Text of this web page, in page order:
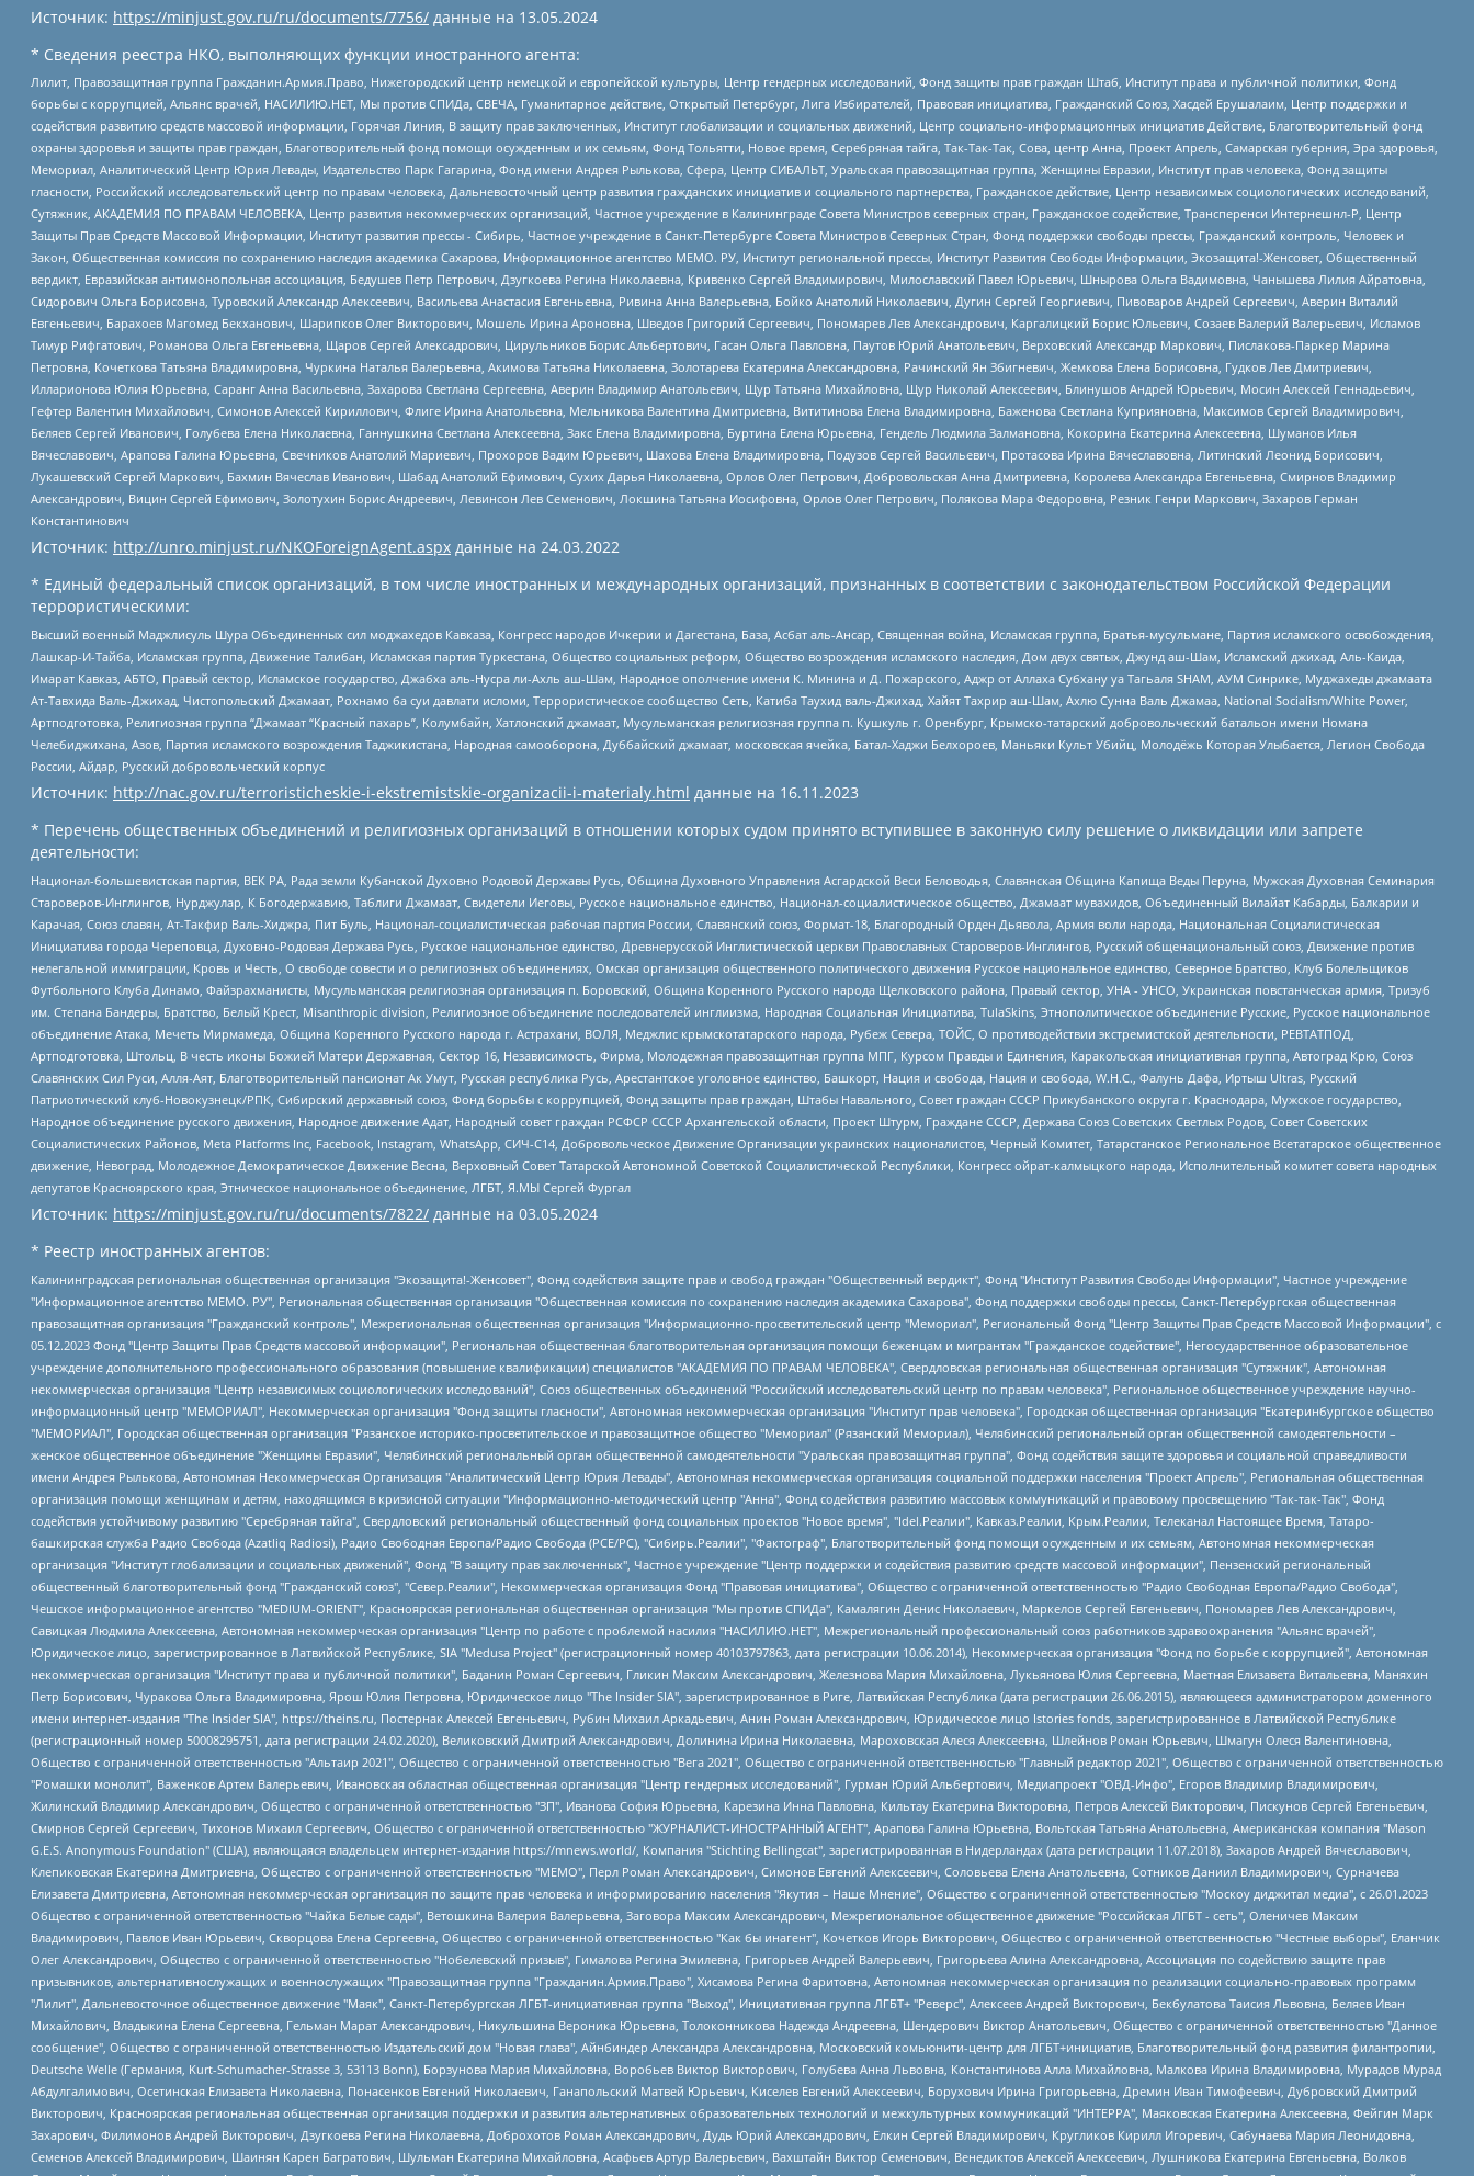
Источник: https://minjust.gov.ru/ru/documents/7756/ данные на 13.05.2024
* Сведения реестра НКО, выполняющих функции иностранного агента:
Лилит, Правозащитная группа Гражданин.Армия.Право, Нижегородский центр немецкой и европейской культуры, Центр гендерных исследований, Фонд защиты прав граждан Штаб, Институт права и публичной политики, Фонд
борьбы с коррупцией, Альянс врачей, НАСИЛИЮ.НЕТ, Мы против СПИДа, СВЕЧА, Гуманитарное действие, Открытый Петербург, Лига Избирателей, Правовая инициатива, Гражданский Союз, Хасдей Ерушалаим, Центр поддержки и
содействия развитию средств массовой информации, Горячая Линия, В защиту прав заключенных, Институт глобализации и социальных движений, Центр социально-информационных инициатив Действие, Благотворительный фонд
охраны здоровья и защиты прав граждан, Благотворительный фонд помощи осужденным и их семьям, Фонд Тольятти, Новое время, Серебряная тайга, Так-Так-Так, Сова, центр Анна, Проект Апрель, Самарская губерния, Эра здоровья,
Мемориал, Аналитический Центр Юрия Левады, Издательство Парк Гагарина, Фонд имени Андрея Рылькова, Сфера, Центр СИБАЛЬТ, Уральская правозащитная группа, Женщины Евразии, Институт прав человека, Фонд защиты
гласности, Российский исследовательский центр по правам человека, Дальневосточный центр развития гражданских инициатив и социального партнерства, Гражданское действие, Центр независимых социологических исследований,
Сутяжник, АКАДЕМИЯ ПО ПРАВАМ ЧЕЛОВЕКА, Центр развития некоммерческих организаций, Частное учреждение в Калининграде Совета Министров северных стран, Гражданское содействие, Трансперенси Интернешнл-Р, Центр
Защиты Прав Средств Массовой Информации, Институт развития прессы - Сибирь, Частное учреждение в Санкт-Петербурге Совета Министров Северных Стран, Фонд поддержки свободы прессы, Гражданский контроль, Человек и
Закон, Общественная комиссия по сохранению наследия академика Сахарова, Информационное агентство МЕМО. РУ, Институт региональной прессы, Институт Развития Свободы Информации, Экозащита!-Женсовет, Общественный
вердикт, Евразийская антимонопольная ассоциация, Бедушев Петр Петрович, Дзугкоева Регина Николаевна, Кривенко Сергей Владимирович, Милославский Павел Юрьевич, Шнырова Ольга Вадимовна, Чанышева Лилия Айратовна,
Сидорович Ольга Борисовна, Туровский Александр Алексеевич, Васильева Анастасия Евгеньевна, Ривина Анна Валерьевна, Бойко Анатолий Николаевич, Дугин Сергей Георгиевич, Пивоваров Андрей Сергеевич, Аверин Виталий
Евгеньевич, Барахоев Магомед Бекханович, Шарипков Олег Викторович, Мошель Ирина Ароновна, Шведов Григорий Сергеевич, Пономарев Лев Александрович, Каргалицкий Борис Юльевич, Созаев Валерий Валерьевич, Исламов
Тимур Рифгатович, Романова Ольга Евгеньевна, Щаров Сергей Алексадрович, Цирульников Борис Альбертович, Гасан Ольга Павловна, Паутов Юрий Анатольевич, Верховский Александр Маркович, Пислакова-Паркер Марина
Петровна, Кочеткова Татьяна Владимировна, Чуркина Наталья Валерьевна, Акимова Татьяна Николаевна, Золотарева Екатерина Александровна, Рачинский Ян Збигневич, Жемкова Елена Борисовна, Гудков Лев Дмитриевич,
Илларионова Юлия Юрьевна, Саранг Анна Васильевна, Захарова Светлана Сергеевна, Аверин Владимир Анатольевич, Щур Татьяна Михайловна, Щур Николай Алексеевич, Блинушов Андрей Юрьевич, Мосин Алексей Геннадьевич,
Гефтер Валентин Михайлович, Симонов Алексей Кириллович, Флиге Ирина Анатольевна, Мельникова Валентина Дмитриевна, Вититинова Елена Владимировна, Баженова Светлана Куприяновна, Максимов Сергей Владимирович,
Беляев Сергей Иванович, Голубева Елена Николаевна, Ганнушкина Светлана Алексеевна, Закс Елена Владимировна, Буртина Елена Юрьевна, Гендель Людмила Залмановна, Кокорина Екатерина Алексеевна, Шуманов Илья
Вячеславович, Арапова Галина Юрьевна, Свечников Анатолий Мариевич, Прохоров Вадим Юрьевич, Шахова Елена Владимировна, Подузов Сергей Васильевич, Протасова Ирина Вячеславовна, Литинский Леонид Борисович,
Лукашевский Сергей Маркович, Бахмин Вячеслав Иванович, Шабад Анатолий Ефимович, Сухих Дарья Николаевна, Орлов Олег Петрович, Добровольская Анна Дмитриевна, Королева Александра Евгеньевна, Смирнов Владимир
Александрович, Вицин Сергей Ефимович, Золотухин Борис Андреевич, Левинсон Лев Семенович, Локшина Татьяна Иосифовна, Орлов Олег Петрович, Полякова Мара Федоровна, Резник Генри Маркович, Захаров Герман
Константинович
Источник: http://unro.minjust.ru/NKOForeignAgent.aspx данные на 24.03.2022
* Единый федеральный список организаций, в том числе иностранных и международных организаций, признанных в соответствии с законодательством Российской Федерации
террористическими:
Высший военный Маджлисуль Шура Объединенных сил моджахедов Кавказа, Конгресс народов Ичкерии и Дагестана, База, Асбат аль-Ансар, Священная война, Исламская группа, Братья-мусульмане, Партия исламского освобождения,
Лашкар-И-Тайба, Исламская группа, Движение Талибан, Исламская партия Туркестана, Общество социальных реформ, Общество возрождения исламского наследия, Дом двух святых, Джунд аш-Шам, Исламский джихад, Аль-Каида,
Имарат Кавказ, АБТО, Правый сектор, Исламское государство, Джабха аль-Нусра ли-Ахль аш-Шам, Народное ополчение имени К. Минина и Д. Пожарского, Аджр от Аллаха Субхану уа Тагьаля SHAM, АУМ Синрике, Муджахеды джамаата
Ат-Тавхида Валь-Джихад, Чистопольский Джамаат, Рохнамо ба суи давлати исломи, Террористическое сообщество Сеть, Катиба Таухид валь-Джихад, Хайят Тахрир аш-Шам, Ахлю Сунна Валь Джамаа, National Socialism/White Power,
Артподготовка, Религиозная группа “Джамаат “Красный пахарь”, Колумбайн, Хатлонский джамаат, Мусульманская религиозная группа п. Кушкуль г. Оренбург, Крымско-татарский добровольческий батальон имени Номана
Челебиджихана, Азов, Партия исламского возрождения Таджикистана, Народная самооборона, Дуббайский джамаат, московская ячейка, Батал-Хаджи Белхороев, Маньяки Культ Убийц, Молодёжь Которая Улыбается, Легион Свобода
России, Айдар, Русский добровольческий корпус
Источник: http://nac.gov.ru/terroristicheskie-i-ekstremistskie-organizacii-i-materialy.html данные на 16.11.2023
* Перечень общественных объединений и религиозных организаций в отношении которых судом принято вступившее в законную силу решение о ликвидации или запрете
деятельности:
Национал-большевистская партия, ВЕК РА, Рада земли Кубанской Духовно Родовой Державы Русь, Община Духовного Управления Асгардской Веси Беловодья, Славянская Община Капища Веды Перуна, Мужская Духовная Семинария
Староверов-Инглингов, Нурджулар, К Богодержавию, Таблиги Джамаат, Свидетели Иеговы, Русское национальное единство, Национал-социалистическое общество, Джамаат мувахидов, Объединенный Вилайат Кабарды, Балкарии и
Карачая, Союз славян, Ат-Такфир Валь-Хиджра, Пит Буль, Национал-социалистическая рабочая партия России, Славянский союз, Формат-18, Благородный Орден Дьявола, Армия воли народа, Национальная Социалистическая
Инициатива города Череповца, Духовно-Родовая Держава Русь, Русское национальное единство, Древнерусской Инглистической церкви Православных Староверов-Инглингов, Русский общенациональный союз, Движение против
нелегальной иммиграции, Кровь и Честь, О свободе совести и о религиозных объединениях, Омская организация общественного политического движения Русское национальное единство, Северное Братство, Клуб Болельщиков
Футбольного Клуба Динамо, Файзрахманисты, Мусульманская религиозная организация п. Боровский, Община Коренного Русского народа Щелковского района, Правый сектор, УНА - УНСО, Украинская повстанческая армия, Тризуб
им. Степана Бандеры, Братство, Белый Крест, Misanthropic division, Религиозное объединение последователей инглиизма, Народная Социальная Инициатива, TulaSkins, Этнополитическое объединение Русские, Русское национальное
объединение Атака, Мечеть Мирмамеда, Община Коренного Русского народа г. Астрахани, ВОЛЯ, Меджлис крымскотатарского народа, Рубеж Севера, ТОЙС, О противодействии экстремистской деятельности, РЕВТАТПОД,
Артподготовка, Штольц, В честь иконы Божией Матери Державная, Сектор 16, Независимость, Фирма, Молодежная правозащитная группа МПГ, Курсом Правды и Единения, Каракольская инициативная группа, Автоград Крю, Союз
Славянских Сил Руси, Алля-Аят, Благотворительный пансионат Ак Умут, Русская республика Русь, Арестантское уголовное единство, Башкорт, Нация и свобода, Нация и свобода, W.H.С., Фалунь Дафа, Иртыш Ultras, Русский
Патриотический клуб-Новокузнецк/РПК, Сибирский державный союз, Фонд борьбы с коррупцией, Фонд защиты прав граждан, Штабы Навального, Совет граждан СССР Прикубанского округа г. Краснодара, Мужское государство,
Народное объединение русского движения, Народное движение Адат, Народный совет граждан РСФСР СССР Архангельской области, Проект Штурм, Граждане СССР, Держава Союз Советских Светлых Родов, Совет Советских
Социалистических Районов, Meta Platforms Inc, Facebook, Instagram, WhatsApp, СИЧ-С14, Добровольческое Движение Организации украинских националистов, Черный Комитет, Татарстанское Региональное Всетатарское общественное
движение, Невоград, Молодежное Демократическое Движение Весна, Верховный Совет Татарской Автономной Советской Социалистической Республики, Конгресс ойрат-калмыцкого народа, Исполнительный комитет совета народных
депутатов Красноярского края, Этническое национальное объединение, ЛГБТ, Я.МЫ Сергей Фургал
Источник: https://minjust.gov.ru/ru/documents/7822/ данные на 03.05.2024
* Реестр иностранных агентов:
Калининградская региональная общественная организация "Экозащита!-Женсовет", Фонд содействия защите прав и свобод граждан "Общественный вердикт", Фонд "Институт Развития Свободы Информации", Частное учреждение "Информационное агентство МЕМО. РУ", Региональная общественная организация "Общественная комиссия по сохранению наследия академика Сахарова", Фонд поддержки свободы прессы, Санкт-Петербургская общественная правозащитная организация "Гражданский контроль", Межрегиональная общественная организация "Информационно-просветительский центр "Мемориал", Региональный Фонд "Центр Защиты Прав Средств Массовой Информации", с 05.12.2023 Фонд "Центр Защиты Прав Средств массовой информации", Региональная общественная благотворительная организация помощи беженцам и мигрантам "Гражданское содействие", Негосударственное образовательное учреждение дополнительного профессионального образования (повышение квалификации) специалистов "АКАДЕМИЯ ПО ПРАВАМ ЧЕЛОВЕКА", Свердловская региональная общественная организация "Сутяжник", Автономная некоммерческая организация "Центр независимых социологических исследований", Союз общественных объединений "Российский исследовательский центр по правам человека", Региональное общественное учреждение научно-информационный центр "МЕМОРИАЛ", Некоммерческая организация "Фонд защиты гласности", Автономная некоммерческая организация "Институт прав человека", Городская общественная организация "Екатеринбургское общество "МЕМОРИАЛ", Городская общественная организация "Рязанское историко-просветительское и правозащитное общество "Мемориал" (Рязанский Мемориал), Челябинский региональный орган общественной самодеятельности – женское общественное объединение "Женщины Евразии", Челябинский региональный орган общественной самодеятельности "Уральская правозащитная группа", Фонд содействия защите здоровья и социальной справедливости имени Андрея Рылькова, Автономная Некоммерческая Организация "Аналитический Центр Юрия Левады", Автономная некоммерческая организация социальной поддержки населения "Проект Апрель", Региональная общественная организация помощи женщинам и детям, находящимся в кризисной ситуации "Информационно-методический центр "Анна", Фонд содействия развитию массовых коммуникаций и правовому просвещению "Так-так-Так", Фонд содействия устойчивому развитию "Серебряная тайга", Свердловский региональный общественный фонд социальных проектов "Новое время", "Idel.Реалии", Кавказ.Реалии, Крым.Реалии, Телеканал Настоящее Время, Татаро-башкирская служба Радио Свобода (Azatliq Radiosi), Радио Свободная Европа/Радио Свобода (PCE/PC), "Сибирь.Реалии", "Фактограф", Благотворительный фонд помощи осужденным и их семьям, Автономная некоммерческая организация "Институт глобализации и социальных движений", Фонд "В защиту прав заключенных", Частное учреждение "Центр поддержки и содействия развитию средств массовой информации", Пензенский региональный общественный благотворительный фонд "Гражданский союз", "Север.Реалии", Некоммерческая организация Фонд "Правовая инициатива", Общество с ограниченной ответственностью "Радио Свободная Европа/Радио Свобода", Чешское информационное агентство "MEDIUM-ORIENT", Красноярская региональная общественная организация "Мы против СПИДа", Камалягин Денис Николаевич, Маркелов Сергей Евгеньевич, Пономарев Лев Александрович, Савицкая Людмила Алексеевна, Автономная некоммерческая организация "Центр по работе с проблемой насилия "НАСИЛИЮ.НЕТ", Межрегиональный профессиональный союз работников здравоохранения "Альянс врачей", Юридическое лицо, зарегистрированное в Латвийской Республике, SIA "Medusa Project" (регистрационный номер 40103797863, дата регистрации 10.06.2014), Некоммерческая организация "Фонд по борьбе с коррупцией", Автономная некоммерческая организация "Институт права и публичной политики", Баданин Роман Сергеевич, Гликин Максим Александрович, Железнова Мария Михайловна, Лукьянова Юлия Сергеевна, Маетная Елизавета Витальевна, Маняхин Петр Борисович, Чуракова Ольга Владимировна, Ярош Юлия Петровна, Юридическое лицо "The Insider SIA", зарегистрированное в Риге, Латвийская Республика (дата регистрации 26.06.2015), являющееся администратором доменного имени интернет-издания "The Insider SIA", https://theins.ru, Постернак Алексей Евгеньевич, Рубин Михаил Аркадьевич, Анин Роман Александрович, Юридическое лицо Istories fonds, зарегистрированное в Латвийской Республике (регистрационный номер 50008295751, дата регистрации 24.02.2020), Великовский Дмитрий Александрович, Долинина Ирина Николаевна, Мароховская Алеся Алексеевна, Шлейнов Роман Юрьевич, Шмагун Олеся Валентиновна, Общество с ограниченной ответственностью "Альтаир 2021", Общество с ограниченной ответственностью "Вега 2021", Общество с ограниченной ответственностью "Главный редактор 2021", Общество с ограниченной ответственностью "Ромашки монолит", Важенков Артем Валерьевич, Ивановская областная общественная организация "Центр гендерных исследований", Гурман Юрий Альбертович, Медиапроект "ОВД-Инфо", Егоров Владимир Владимирович, Жилинский Владимир Александрович, Общество с ограниченной ответственностью "ЗП", Иванова София Юрьевна, Карезина Инна Павловна, Кильтау Екатерина Викторовна, Петров Алексей Викторович, Пискунов Сергей Евгеньевич, Смирнов Сергей Сергеевич, Тихонов Михаил Сергеевич, Общество с ограниченной ответственностью "ЖУРНАЛИСТ-ИНОСТРАННЫЙ АГЕНТ", Арапова Галина Юрьевна, Вольтская Татьяна Анатольевна, Американская компания "Mason G.E.S. Anonymous Foundation" (США), являющаяся владельцем интернет-издания https://mnews.world/, Компания "Stichting Bellingcat", зарегистрированная в Нидерландах (дата регистрации 11.07.2018), Захаров Андрей Вячеславович, Клепиковская Екатерина Дмитриевна, Общество с ограниченной ответственностью "МЕМО", Перл Роман Александрович, Симонов Евгений Алексеевич, Соловьева Елена Анатольевна, Сотников Даниил Владимирович, Сурначева Елизавета Дмитриевна, Автономная некоммерческая организация по защите прав человека и информированию населения "Якутия – Наше Мнение", Общество с ограниченной ответственностью "Москоу диджитал медиа", с 26.01.2023 Общество с ограниченной ответственностью "Чайка Белые сады", Ветошкина Валерия Валерьевна, Заговора Максим Александрович, Межрегиональное общественное движение "Российская ЛГБТ - сеть", Оленичев Максим Владимирович, Павлов Иван Юрьевич, Скворцова Елена Сергеевна, Общество с ограниченной ответственностью "Как бы инагент", Кочетков Игорь Викторович, Общество с ограниченной ответственностью "Честные выборы", Еланчик Олег Александрович, Общество с ограниченной ответственностью "Нобелевский призыв", Гималова Регина Эмилевна, Григорьев Андрей Валерьевич, Григорьева Алина Александровна, Ассоциация по содействию защите прав призывников, альтернативнослужащих и военнослужащих "Правозащитная группа "Гражданин.Армия.Право", Хисамова Регина Фаритовна, Автономная некоммерческая организация по реализации социально-правовых программ "Лилит", Дальневосточное общественное движение "Маяк", Санкт-Петербургская ЛГБТ-инициативная группа "Выход", Инициативная группа ЛГБТ+ "Реверс", Алексеев Андрей Викторович, Бекбулатова Таисия Львовна, Беляев Иван Михайлович, Владыкина Елена Сергеевна, Гельман Марат Александрович, Никульшина Вероника Юрьевна, Толоконникова Надежда Андреевна, Шендерович Виктор Анатольевич, Общество с ограниченной ответственностью "Данное сообщение", Общество с ограниченной ответственностью Издательский дом "Новая глава", Айнбиндер Александра Александровна, Московский комьюнити-центр для ЛГБТ+инициатив, Благотворительный фонд развития филантропии, Deutsche Welle (Германия, Kurt-Schumacher-Strasse 3, 53113 Bonn), Борзунова Мария Михайловна, Воробьев Виктор Викторович, Голубева Анна Львовна, Константинова Алла Михайловна, Малкова Ирина Владимировна, Мурадов Мурад Абдулгалимович, Осетинская Елизавета Николаевна, Понасенков Евгений Николаевич, Ганапольский Матвей Юрьевич, Киселев Евгений Алексеевич, Борухович Ирина Григорьевна, Дремин Иван Тимофеевич, Дубровский Дмитрий Викторович, Красноярская региональная общественная организация поддержки и развития альтернативных образовательных технологий и межкультурных коммуникаций "ИНТЕРРА", Маяковская Екатерина Алексеевна, Фейгин Марк Захарович, Филимонов Андрей Викторович, Дзугкоева Регина Николаевна, Доброхотов Роман Александрович, Дудь Юрий Александрович, Елкин Сергей Владимирович, Кругликов Кирилл Игоревич, Сабунаева Мария Леонидовна, Семенов Алексей Владимирович, Шаинян Карен Багратович, Шульман Екатерина Михайловна, Асафьев Артур Валерьевич, Вахштайн Виктор Семенович, Венедиктов Алексей Алексеевич, Лушникова Екатерина Евгеньевна, Волков Леонид Михайлович, Невзоров Александр Глебович, Пархоменко Сергей Борисович, Сироткин Ярослав Николаевич, Кара-Мурза Владимир Владимирович, Баранова Наталья Владимировна, Гозман Леонид Яковлевич, Кагарлицкий Борис Юльевич, Климарев Михаил Валерьевич, Милов Владимир Станиславович, Автономная некоммерческая организация Краснодарский центр современного искусства "Типография", Моргенштерн Алишер Тагирович, Соболь Любовь Эдуардовна, Общество с ограниченной ответственностью "ЛИЗА НОРМ", Каспаров Гарри Кимович, Ходорковский Михаил Борисович, Общество с ограниченной ответственностью "Апрельские тезисы", Данилович Ирина Брониславовна, Кашин Олег Владимирович, Петров Николай Владимирович, Пивоваров Алексей Владимирович, Соколов Михаил Владимирович, Цветкова Юлия Владимировна, Чичваркин Евгений Александрович, Комитет против пыток/Команда против пыток, Общество с ограниченной ответственностью "Первый научный", Общество с ограниченной ответственностью "Вертолет и ко", Белоцерковская Вероника Борисовна, Кац Максим Евгеньевич, Лазарева Татьяна Юрьевна, Шаведдинов Руслан Табризович, Яшин Илья Валерьевич, Общество с ограниченной ответственностью "Иноагент ААВ", Алешковский Дмитрий Петрович, Альбац Евгения Марковна, Быков Дмитрий Львович, Галямина Юлия Евгеньевна, Лойко Сергей Леонидович, Мартынов Кирилл Константинович, Медведев Сергей Александрович, Крашенинников Федор Геннадиевич, Гордеева Катерина Вл